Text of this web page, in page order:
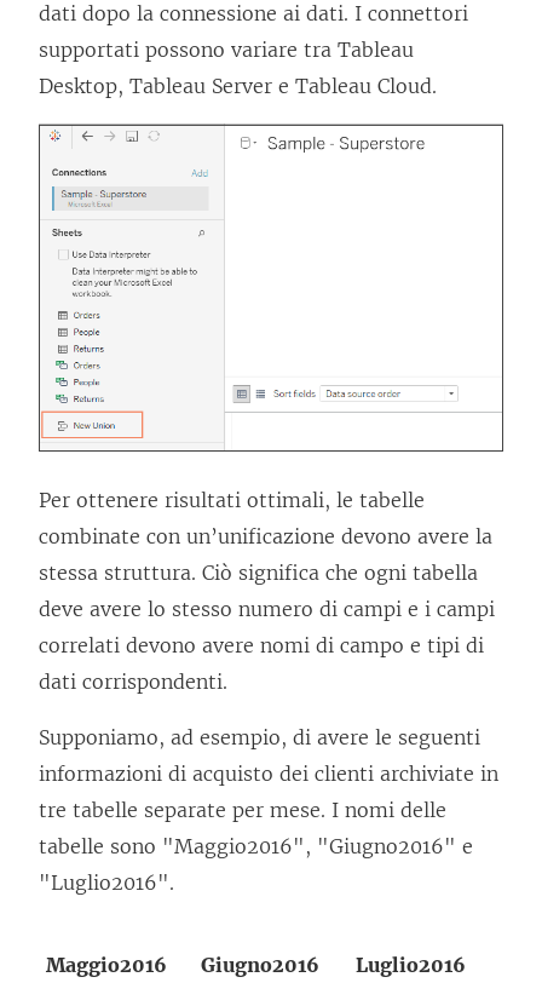
dati dopo la connessione ai dati. I connettori
supportati possono variare tra Tableau
Desktop, Tableau Server e Tableau Cloud.
Per ottenere risultati ottimali, le tabelle
combinate con un’unificazione devono avere la
stessa struttura. Ciò significa che ogni tabella
deve avere lo stesso numero di campi e i campi
correlati devono avere nomi di campo e tipi di
dati corrispondenti.
Supponiamo, ad esempio, di avere le seguenti
informazioni di acquisto dei clienti archiviate in
tre tabelle separate per mese. I nomi delle
tabelle sono "Maggio2016", "Giugno2016" e
"Luglio2016".
Maggio2016 Giugno2016 Luglio2016